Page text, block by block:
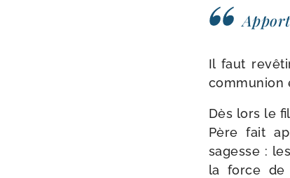
Il faut
com­mu­nion
Dès lors le
Père fait
sagesse :
la force de